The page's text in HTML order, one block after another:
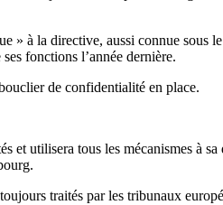
» à la directive, aussi connue sous
fonctions l’année dernière.
de confidentialité en place.
et utilisera tous les mécanismes à
traités par les tribunaux